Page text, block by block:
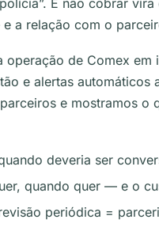
E não cobrar
a relação com o
de Comex em
e alertas
e mostramos
deveria ser
quando quer — e o
periódica =